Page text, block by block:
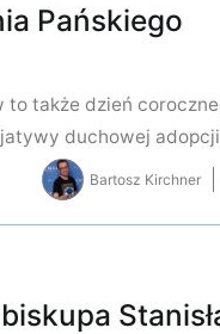
Pańskiego
to także dzień
duchowej
Bartosz Kirchner